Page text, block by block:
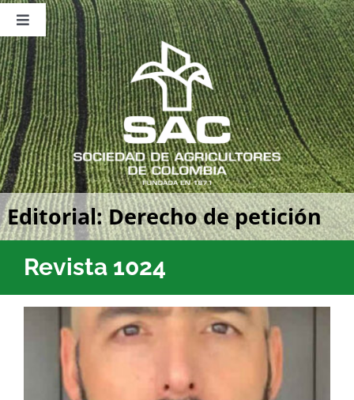
Saltar
contenido
Toggle
Navigation
Nosotros
Publicaciones
Sala de Prensa
Eventos
Editorial: Derecho de petición
Revista 1024